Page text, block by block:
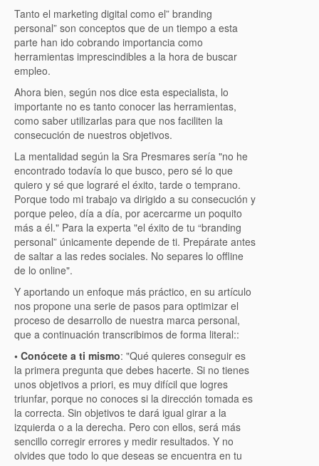
Tanto el marketing digital como el” branding
personal” son conceptos que de un tiempo a esta
parte han ido cobrando importancia como
herramientas imprescindibles a la hora de buscar
empleo.
Ahora bien, según nos dice esta especialista, lo
importante no es tanto conocer las herramientas,
como saber utilizarlas para que nos faciliten la
consecución de nuestros objetivos.
La mentalidad según la Sra Presmares sería "no he
encontrado todavía lo que busco, pero sé lo que
quiero y sé que lograré el éxito, tarde o temprano.
Porque todo mi trabajo va dirigido a su consecución y
porque peleo, día a día, por acercarme un poquito
más a él." Para la experta "el éxito de tu “branding
personal” únicamente depende de ti. Prepárate antes
de saltar a las redes sociales. No separes lo offline
de lo online".
Y aportando un enfoque más práctico, en su artículo
nos propone una serie de pasos para optimizar el
proceso de desarrollo de nuestra marca personal,
que a continuación transcribimos de forma literal::
• Conócete a ti mismo: "Qué quieres conseguir es
la primera pregunta que debes hacerte. Si no tienes
unos objetivos a priori, es muy difícil que logres
triunfar, porque no conoces si la dirección tomada es
la correcta. Sin objetivos te dará igual girar a la
izquierda o a la derecha. Pero con ellos, será más
sencillo corregir errores y medir resultados. Y no
olvides que todo lo que deseas se encuentra en tu